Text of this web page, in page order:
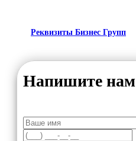
Реквизиты Бизнес Групп
Напишите нам